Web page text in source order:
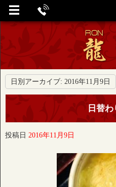
日別アーカイブ: 2016年11月9日
日替
投稿日 2016年11月9日